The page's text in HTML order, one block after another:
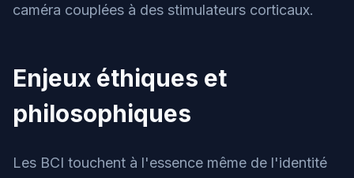
caméra couplées à des stimulateurs corticaux.
Enjeux éthiques et
philosophiques
Les BCI touchent à l'essence même de l'identité